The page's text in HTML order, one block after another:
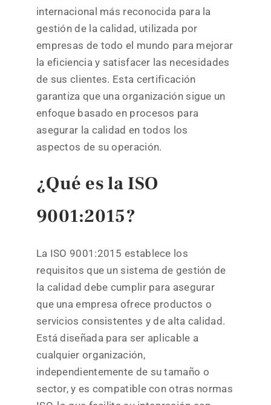
internacional más reconocida para la
gestión de la calidad, utilizada por
empresas de todo el mundo para mejorar
la eficiencia y satisfacer las necesidades
de sus clientes. Esta certificación
garantiza que una organización sigue un
enfoque basado en procesos para
asegurar la calidad en todos los
aspectos de su operación.
¿Qué es la ISO
9001:2015?
La ISO 9001:2015 establece los
requisitos que un sistema de gestión de
la calidad debe cumplir para asegurar
que una empresa ofrece productos o
servicios consistentes y de alta calidad.
Está diseñada para ser aplicable a
cualquier organización,
independientemente de su tamaño o
sector, y es compatible con otras normas